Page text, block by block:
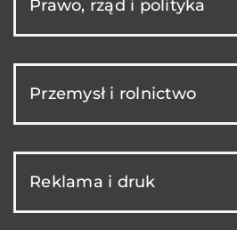
Prawo, rząd i polityka
Przemysł i rolnictwo
Reklama i druk